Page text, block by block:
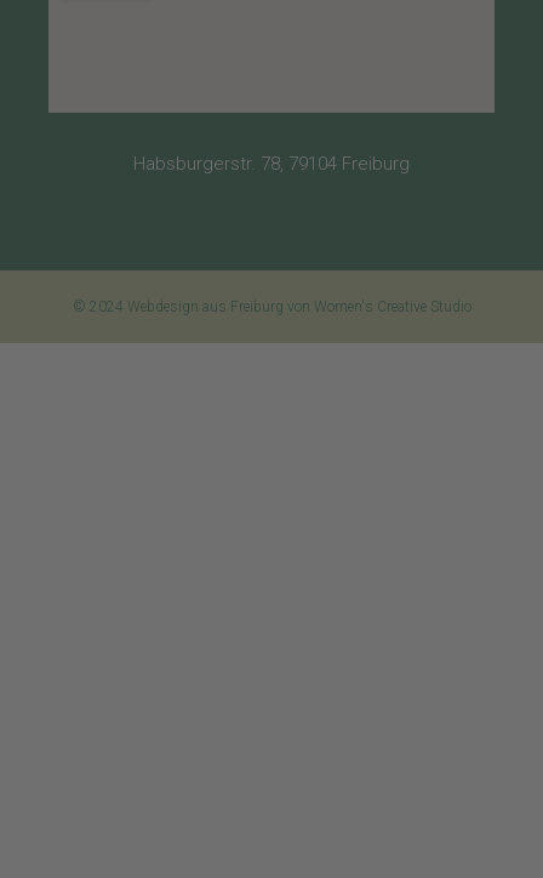
Habsburgerstr. 78, 79104 Freiburg
© 2024 Webdesign aus Freiburg von Women's Creative Studio